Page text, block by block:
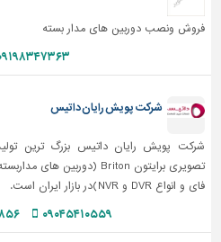
فروش ونصب دوربین های مدار بسته
شرکت پویش رایان داتیس
شرکت پویش رایان داتیس بزرگ ترین
فای و انواع DVR و NVR)در بازار ایران است.
۰۹۰۴۵۴۱۰۵۵۹